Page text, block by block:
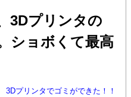
3Dプリンタの
ショボくて最高
3Dプリンタでゴミができた！！